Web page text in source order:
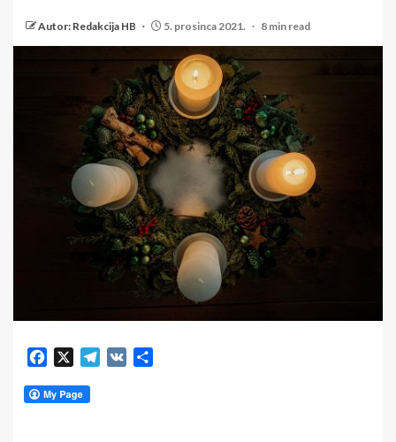
Autor: Redakcija HB 5. prosinca 2021. 8 min read
Facebook Telegram
VK